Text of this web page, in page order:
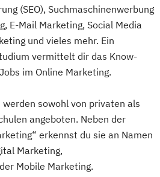
(SEO), Suchmaschinenwerbung
E-Mail Marketing, Social Media
und vieles mehr. Ein
vermittelt dir das Know-
im Online Marketing.
werden sowohl von privaten als
angeboten. Neben der
erkennst du sie an Namen
Marketing,
Mobile Marketing.